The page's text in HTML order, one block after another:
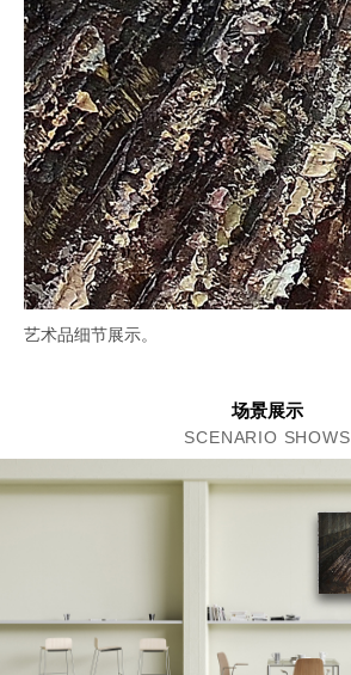
艺术品细节展示。
场景展示
SCENARIO SHOWS